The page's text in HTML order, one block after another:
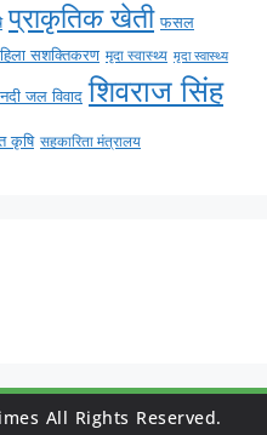
प्राकृतिक खेती फसल
सशक्तिकरण मृदा स्वास्थ्य मृदा स्वास्थ्य
जल विवाद शिवराज सिंह
कृषि सहकारिता मंत्रालय
All Rights Reserved.